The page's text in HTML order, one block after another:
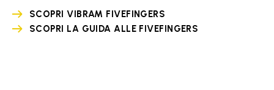
SCOPRI VIBRAM FIVEFINGERS
SCOPRI LA GUIDA ALLE FIVEFINGERS